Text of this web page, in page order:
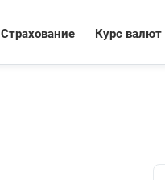
Страхование Курс валют